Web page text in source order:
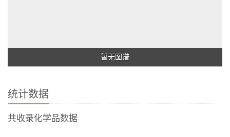
暂无图谱
统计数据
共收录化学品数据